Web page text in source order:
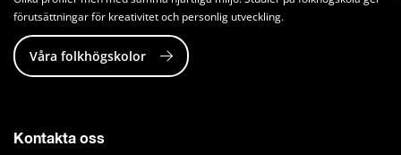
förutsättningar för kreativitet och personlig utveckling.
Våra folkhögskolor
Kontakta oss